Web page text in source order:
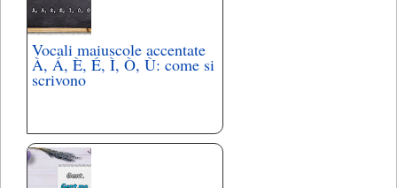
Vocali maiuscole accentate
À, Á, È, É, Ì, Ò, Ù: come si
scrivono